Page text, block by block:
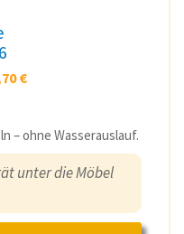
€
– ohne Wasserauslauf.
unter die Möbel